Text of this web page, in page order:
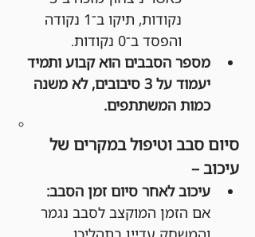
נקודות, תיקו ב־1 נקודה
והפסד ב־0 נקודות.
מספר הסבבים הוא קבוע ותמיד
יעמוד על 3 סיבובים, לא משנה
כמות המשתתפים.
סיום סבב וטיפול במקרים של
עיכוב –
עיכוב לאחר סיום זמן הסבב:
אם הזמן המוקצב לסבב נגמר